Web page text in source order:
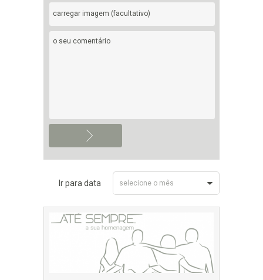
carregar imagem (facultativo)
selecione o mês
Junho 2026
Ir para data